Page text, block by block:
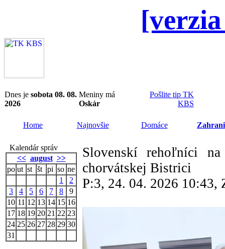
Dnes je sobota 08. 08.
2026
Meniny má
Oskár
Pošlite tip TK
KBS
Home Najnovšie Domáce
Kalendár správ
<< august >>
po ut st št pi so ne
1
2
3
4 5 6 7 8
9
10 11 12 13 14 15 16
17 18 19 20 21 22 23
24 25 26 27 28 29 30
31
Slovenskí rehoľníci
chorvátskej Bistrici
P:3, 24. 04. 2026 10:43,